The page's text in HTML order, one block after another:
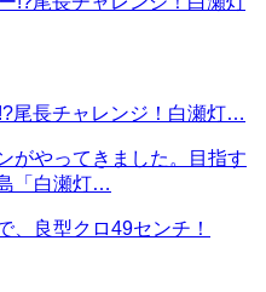
尾長チャレンジ！白瀬灯…
がやってきました。目指す
「白瀬灯…